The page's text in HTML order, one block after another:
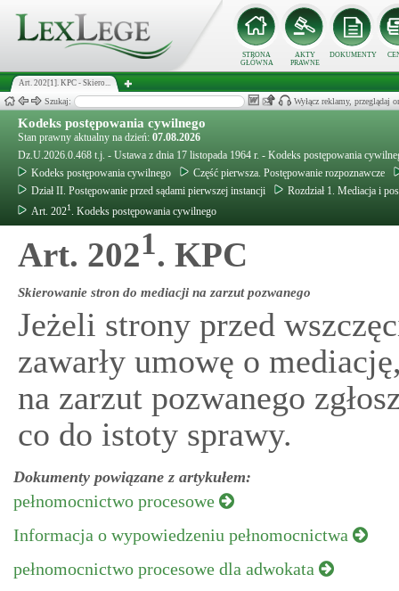
STRONA
GŁÓWNA
AKTY
PRAWNE
DOKUMENTY
Art. 202[1]. KPC - Skiero...
Szukaj: Wyłącz reklamy, przeglądaj
Kodeks postępowania cywilnego
Stan prawny aktualny na dzień: 07.08.2026
Dz.U.2026.0.468 t.j. - Ustawa z dnia 17 listopada 1964 r. - Kodeks postępowania
Kodeks postępowania cywilnego
Część pierwsza. Postępowanie rozpoznawcze
Dział II. Postępowanie przed sądami pierwszej instancji
Rozdział 1. Mediacja i
Art. 2021 . Kodeks postępowania cywilnego
Art. 2021. KPC
Skierowanie stron do mediacji na zarzut pozwanego
Jeżeli strony przed
zawarły umowę o
na zarzut pozwanego
co do istoty sprawy.
Dokumenty powiązane z artykułem:
pełnomocnictwo procesowe
Informacja o wypowiedzeniu pełnomocnictwa
pełnomocnictwo procesowe dla adwokata